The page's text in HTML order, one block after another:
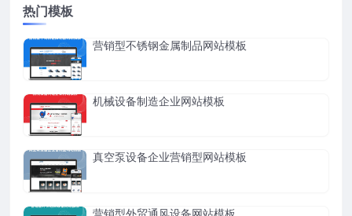
热门模板
营销型不锈钢金属制品网站模板
机械设备制造企业网站模板
真空泵设备企业营销型网站模板